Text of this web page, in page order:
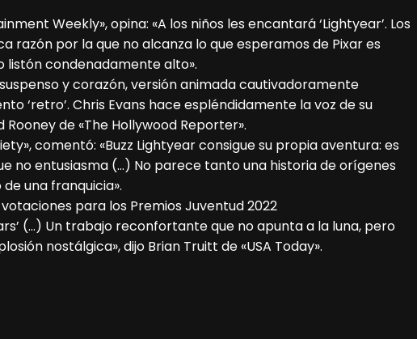
Weekly», opina: «A los niños les encantará ‘Lightyear’. Los
razón por la que no alcanza lo que esperamos de Pixar es
listón condenadamente alto».
y corazón, versión animada cautivadoramente
‘retro’. Chris Evans hace espléndidamente la voz de su
de «The Hollywood Reporter».
comentó: «Buzz Lightyear consigue su propia aventura: es
no entusiasma (…) No parece tanto una historia de orígenes
una franquicia».
para los Premios Juventud 2022
(…) Un trabajo reconfortante que no apunta a la luna, pero
nostálgica», dijo Brian Truitt de «USA Today».